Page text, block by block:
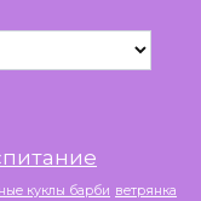
куклы барби ветрянка